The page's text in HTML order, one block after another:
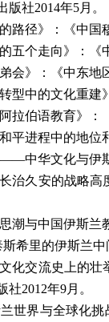
版社2014年5月。
路径》：《中国
五个走向》：《
会》：《中东地
型中的文化重
拉伯语教育》：
平进程中的地
——中华文化与伊
治久安的战略
潮与中国伊斯
斯希里的伊斯兰
化交流史上的壮
社2012年9月。
世界与全球化